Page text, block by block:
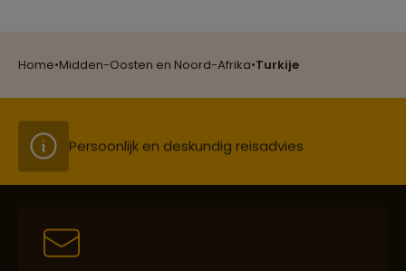
Home•Midden-Oosten en Noord-Afrika•Turkije
Persoonlijk en deskundig reisadvies
Best beoordeelde reisroutes